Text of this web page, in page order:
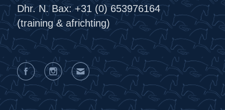
Dhr. N. Bax: +31 (0) 653976164
(training & africhting)